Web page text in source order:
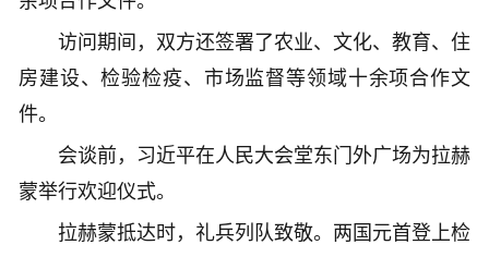
访问期间，双方还签署了农业、文化、教育、住
房建设、检验检疫、市场监督等领域十余项合作文
件。
会谈前，习近平在人民大会堂东门外广场为拉赫
蒙举行欢迎仪式。
拉赫蒙抵达时，礼兵列队致敬。两国元首登上检